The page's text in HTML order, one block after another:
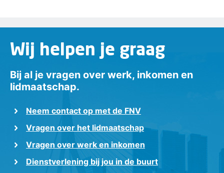
Wij helpen je graag
Bij al je vragen over werk, inkomen en
lidmaatschap.
Neem contact op met de FNV
Vragen over het lidmaatschap
Vragen over werk en inkomen
Dienstverlening bij jou in de buurt